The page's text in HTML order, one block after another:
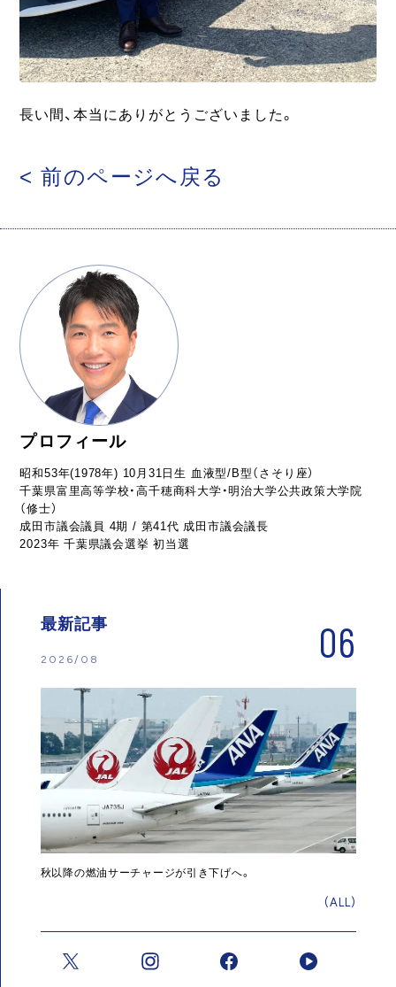
長い間、本当にありがとうございました。
< 前のページへ戻る
プロフィール
昭和53年(1978年) 10月31日生 血液型/B型（さそり座）
千葉県富里高等学校・高千穂商科大学・明治大学公共政策大学院
（修士）
成田市議会議員 4期 / 第41代 成田市議会議長
2023年 千葉県議会選挙 初当選
最新記事
2026/08 06
秋以降の燃油サーチャージが引き下げへ。
(ALL)